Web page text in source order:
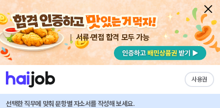
서류·면접 합격 모두 가능
사용권
채용공고 자소서 자유항목 자소서 내 작성목록
수협 즐겨찾기
26년도 상반기 전국 일괄공개채용 공고
선택한 직무에 맞춰 문항별 자소서를 작성해 보세요.